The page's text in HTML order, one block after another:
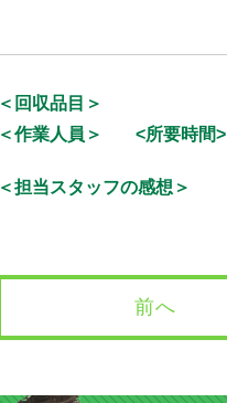
＜回収品目＞
＜作業人員＞
<所要時間>
＜担当スタッフの感想＞
前へ